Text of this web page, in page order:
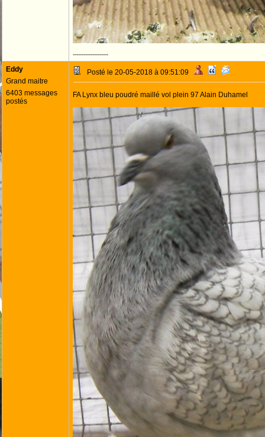
--------------------
Eddy
Grand maitre
6403 messages
postés
Posté le 20-05-2018 à 09:51:09
FA Lynx bleu poudré maillé vol plein 97 Alain Duhamel